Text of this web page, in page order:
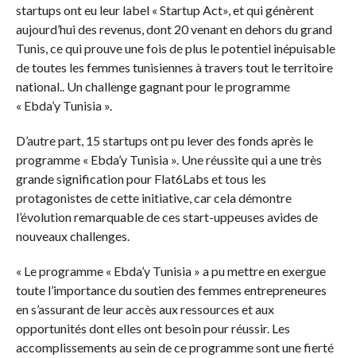
startups ont eu leur label « Startup Act», et qui génèrent
aujourd’hui des revenus, dont 20 venant en dehors du grand
Tunis, ce qui prouve une fois de plus le potentiel inépuisable
de toutes les femmes tunisiennes à travers tout le territoire
national.. Un challenge gagnant pour le programme
« Ebda’y Tunisia ».
D’autre part, 15 startups ont pu lever des fonds après le
programme « Ebda’y Tunisia ». Une réussite qui a une très
grande signification pour Flat6Labs et tous les
protagonistes de cette initiative, car cela démontre
l’évolution remarquable de ces start-uppeuses avides de
nouveaux challenges.
« Le programme « Ebda’y Tunisia » a pu mettre en exergue
toute l’importance du soutien des femmes entrepreneures
en s’assurant de leur accès aux ressources et aux
opportunités dont elles ont besoin pour réussir. Les
accomplissements au sein de ce programme sont une fierté